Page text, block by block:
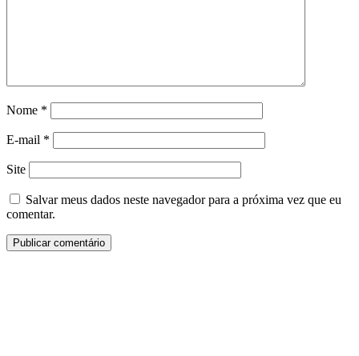
Nome *
E-mail *
Site
Salvar meus dados neste navegador para a próxima vez que eu
comentar.